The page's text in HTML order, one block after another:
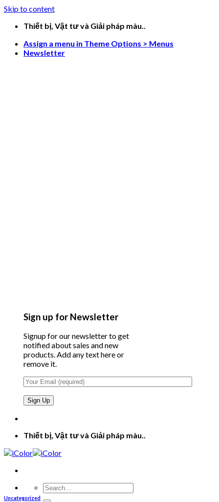
Skip to content
Thiết bị, Vật tư và Giải pháp màu..
Assign a menu in Theme Options > Menus
Newsletter
Sign up for Newsletter
Signup for our newsletter to get
notified about sales and new
products. Add any text here or
remove it.
Thiết bị, Vật tư và Giải pháp màu..
Uncategorized